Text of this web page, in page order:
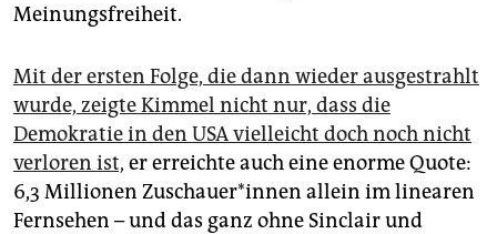
Meinungsfreiheit.
Mit der ersten Folge, die dann wieder ausgestrahlt
wurde, zeigte Kimmel nicht nur, dass die
Demokratie in den USA vielleicht doch noch nicht
verloren ist, er erreichte auch eine enorme Quote:
6,3 Millionen Zu­schaue­r*in­nen allein im linearen
Fernsehen – und das ganz ohne Sinclair und